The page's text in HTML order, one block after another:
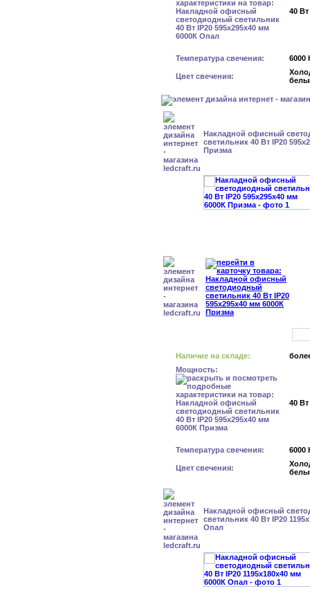
40 Вт
Температура свечения: 6000
Цвет свечения:
Накладной офисный
светильник 40 Вт IP20
Призма
Наличие на складе:
Мощность:
40 Вт
Температура свечения: 6000
Цвет свечения:
Накладной офисный
светильник 40 Вт IP20
Опал